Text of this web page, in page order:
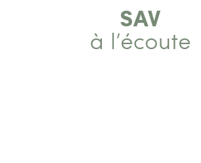
SAV
à l’écoute